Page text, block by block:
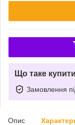
Що таке
Замовлення
Опис